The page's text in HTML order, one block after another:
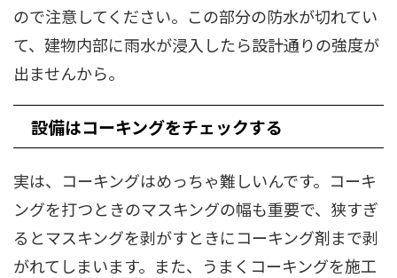
ので注意してください。この部分の防水が切れてい
て、建物内部に雨水が浸入したら設計通りの強度が
出ませんから。
設備はコーキングをチェックする
実は、コーキングはめっちゃ難しいんです。コーキ
ングを打つときのマスキングの幅も重要で、狭すぎ
るとマスキングを剥がすときにコーキング剤まで剥
がれてしまいます。また、うまくコーキングを施工